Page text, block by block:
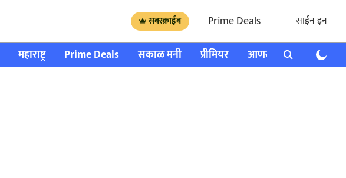
सबस्क्राईब Prime Deals साईन इन
महाराष्ट्र Prime Deals सकाळ मनी प्रीमियर आणखी राशी भविष्य